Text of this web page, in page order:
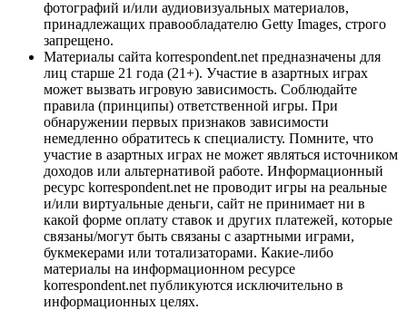
фотографий и/или аудиовизуальных материалов,
принадлежащих правообладателю Getty Images, строго
запрещено.
Материалы сайта korrespondent.net предназначены для
лиц старше 21 года (21+). Участие в азартных играх
может вызвать игровую зависимость. Соблюдайте
правила (принципы) ответственной игры. При
обнаружении первых признаков зависимости
немедленно обратитесь к специалисту. Помните, что
участие в азартных играх не может являться источником
доходов или альтернативой работе. Информационный
ресурс korrespondent.net не проводит игры на реальные
и/или виртуальные деньги, сайт не принимает ни в
какой форме оплату ставок и других платежей, которые
связаны/могут быть связаны с азартными играми,
букмекерами или тотализаторами. Какие-либо
материалы на информационном ресурсе
korrespondent.net публикуются исключительно в
информационных целях.